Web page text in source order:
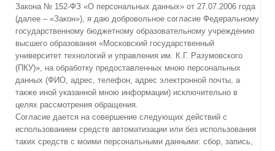
Закона № 152-ФЗ «О персональных данных» от 27.07.2006 года
(далее – «Закон»), я даю добровольное согласие Федеральному
государственному бюджетному образовательному учреждению
высшего образования «Московский государственный
университет технологий и управления им. К.Г. Разумовского
(ПКУ)», на обработку предоставленных мною персональных
данных (ФИО, адрес, телефон, адрес электронной почты, а
также иной указанной мною информации) исключительно в
целях рассмотрения обращения.
Согласие дается на совершение следующих действий с
использованием средств автоматизации или без использования
таких средств с моими персональными данными: сбор, запись,